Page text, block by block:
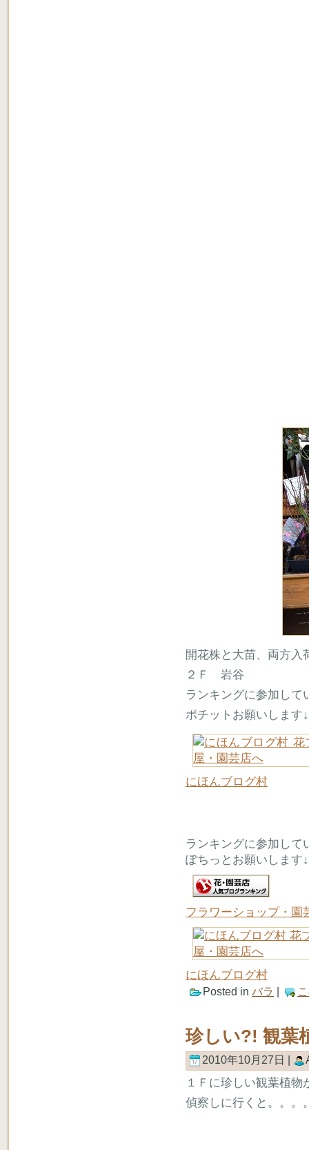
開花株と大苗、両方入
２Ｆ 岩谷
ランキングに参加して
ポチットお願いします↓
にほんブログ村
ランキングに参加して
ぽちっとお願いします↓
フラワーショップ・園
にほんブログ村
Posted in バラ
珍しい?! 観葉
2010年10月27日 |
１Ｆに珍しい観葉植
偵察しに行くと。。。